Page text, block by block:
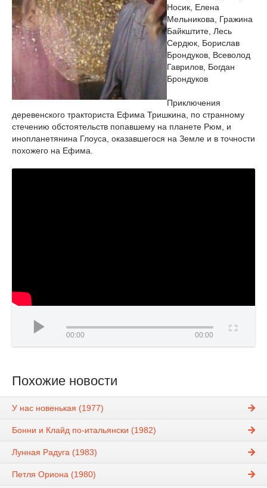
Носик, Елена
Мельникова, Гражина
Байкштите, Лесь
Сердюк, Борислав
Брондуков, Всеволод
Гаврилов, Богдан
Брондуков
Приключения
деревенского тракториста Ефима Тришкина, по странному
стечению обстоятельств попавшему на планете Рюм, и
инопланетянина Глоуса, оказавшегося на Земле и в точности
похожего на Ефима.
00:00 00:00
Похожие новости
У нас новенькая (1977)
Бонни и Клайд по-итальянски (1982)
Лунная Радуга (1983)
Петля Ориона (1980)